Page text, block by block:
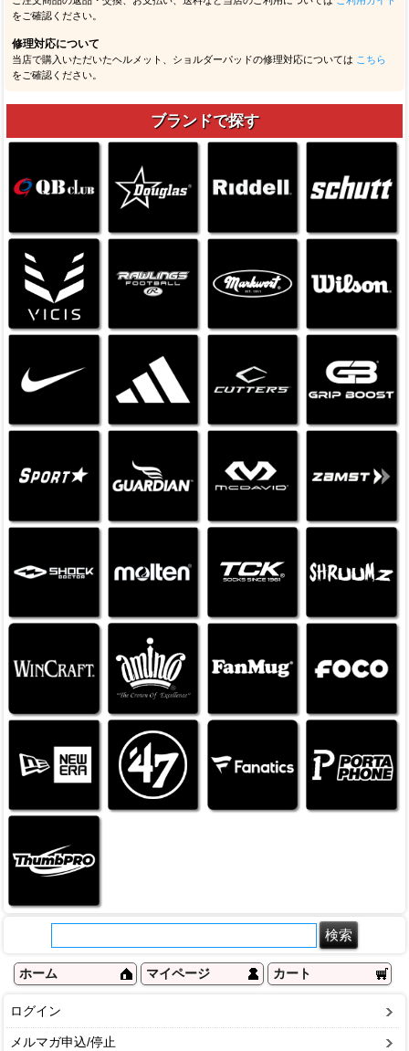
をご確認ください。
修理対応について
当店で購入いただいたヘルメット、ショルダーパッドの修理対応については こちら
をご確認ください。
ブランドで探す
ホーム マイページ カート
ログイン
メルマガ申込/停止